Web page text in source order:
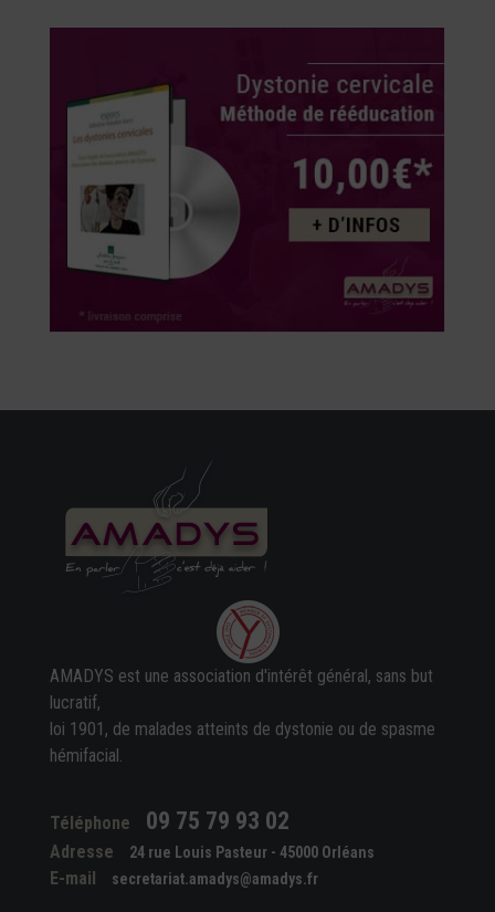
AMADYS est une association d'intérêt général, sans but
lucratif,
loi 1901, de malades atteints de dystonie ou de spasme
hémifacial.
Téléphone 09 75 79 93 02
Adresse 24 rue Louis Pasteur - 45000 Orléans
E-mail secretariat.amadys@amadys.fr